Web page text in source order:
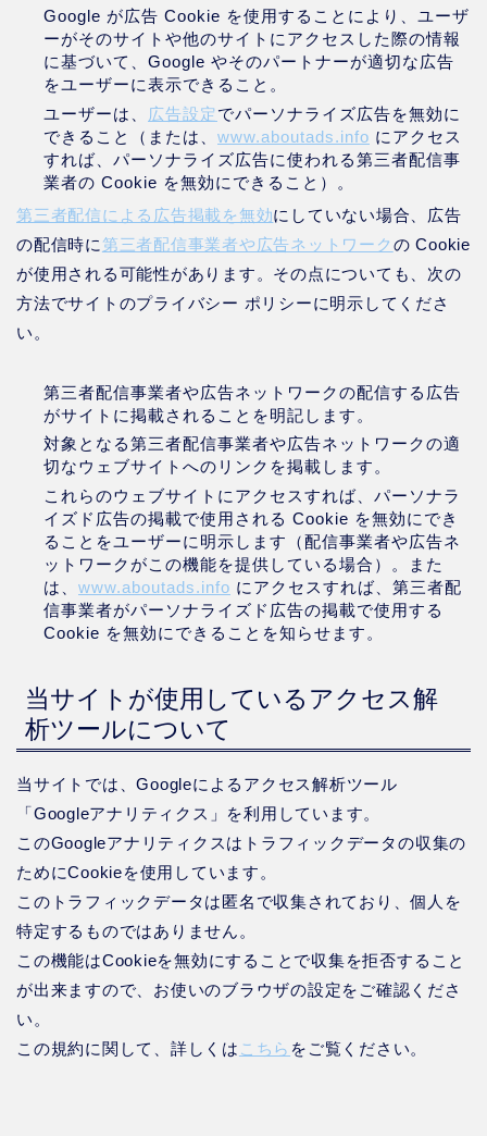
Google が広告 Cookie を使用することにより、ユーザ
ーがそのサイトや他のサイトにアクセスした際の情報
に基づいて、Google やそのパートナーが適切な広告
をユーザーに表示できること。
ユーザーは、
広告設定でパーソナライズ広告を無効に
できること（または、 www.aboutads.info にアクセス
すれば、パーソナライズ広告に使われる第三者配信事
業者の Cookie を無効にできること）。
第三者配信による広告掲載を無効にしていない場合、広告
の配信時に 第三者配信事業者や広告ネットワーク の Cookie
が使用される可能性があります。その点についても、次の
方法でサイトのプライバシー ポリシーに明示してくださ
い。
第三者配信事業者や広告ネットワークの配信する広告
がサイトに掲載されることを明記します。
対象となる第三者配信事業者や広告ネットワークの適
切なウェブサイトへのリンクを掲載します。
これらのウェブサイトにアクセスすれば、パーソナラ
イズド広告の掲載で使用される Cookie を無効にでき
ることをユーザーに明示します（配信事業者や広告ネ
ットワークがこの機能を提供している場合）。また
は、 www.aboutads.info にアクセスすれば、第三者配
信事業者がパーソナライズド広告の掲載で使用する
Cookie を無効にできることを知らせます。
当サイトが使用しているアクセス解
析ツールについて
当サイトでは、Googleによるアクセス解析ツール
「Googleアナリティクス」を利用しています。
このGoogleアナリティクスはトラフィックデータの収集の
ためにCookieを使用しています。
このトラフィックデータは匿名で収集されており、個人を
特定するものではありません。
この機能はCookieを無効にすることで収集を拒否すること
が出来ますので、お使いのブラウザの設定をご確認くださ
い。
この規約に関して、詳しくは こちら をご覧ください。